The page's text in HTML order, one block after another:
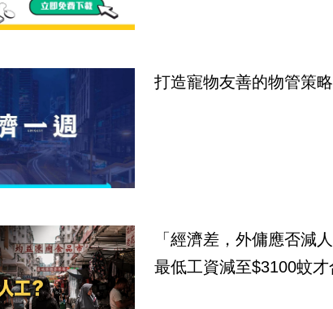
打造寵物友善的物管策略
「經濟差，外傭應否減
最低工資減至$3100蚊